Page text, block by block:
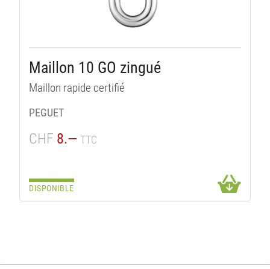
Maillon 10 GO zingué
Maillon rapide certifié
PEGUET
CHF 8.— TTC
DISPONIBLE